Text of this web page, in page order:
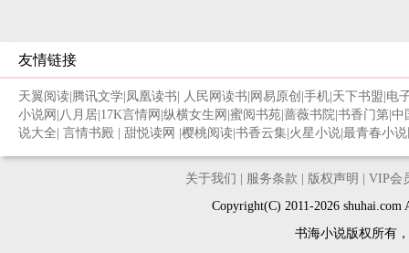
友情链接
天翼阅读 腾讯文学 凤凰读书 人民网读书 网易原创 手机 天下书盟 电
小说网 八月居 17K言情网 纵横女生网 蜜阅书苑 蔷薇书院 书香门第 中
说大全 言情书殿 甜悦读网 樱桃阅读 书香云集 火星小说 最青春小
关于我们 服务条款 版权声明
VIP会
Copyright(C) 2011-2026
书海小说版权所有